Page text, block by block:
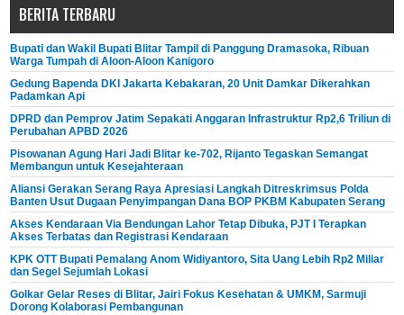
BERITA TERBARU
Bupati dan Wakil Bupati Blitar Tampil di Panggung Dramasoka, Ribuan
Warga Tumpah di Aloon-Aloon Kanigoro
Gedung Bapenda DKI Jakarta Kebakaran, 20 Unit Damkar Dikerahkan
Padamkan Api
DPRD dan Pemprov Jatim Sepakati Anggaran Infrastruktur Rp2,6 Triliun di
Perubahan APBD 2026
Pisowanan Agung Hari Jadi Blitar ke-702, Rijanto Tegaskan Semangat
Membangun untuk Kesejahteraan
Aliansi Gerakan Serang Raya Apresiasi Langkah Ditreskrimsus Polda
Banten Usut Dugaan Penyimpangan Dana BOP PKBM Kabupaten Serang
Akses Kendaraan Via Bendungan Lahor Tetap Dibuka, PJT I Terapkan
Akses Terbatas dan Registrasi Kendaraan
KPK OTT Bupati Pemalang Anom Widiyantoro, Sita Uang Lebih Rp2 Miliar
dan Segel Sejumlah Lokasi
Golkar Gelar Reses di Blitar, Jairi Fokus Kesehatan & UMKM, Sarmuji
Dorong Kolaborasi Pembangunan